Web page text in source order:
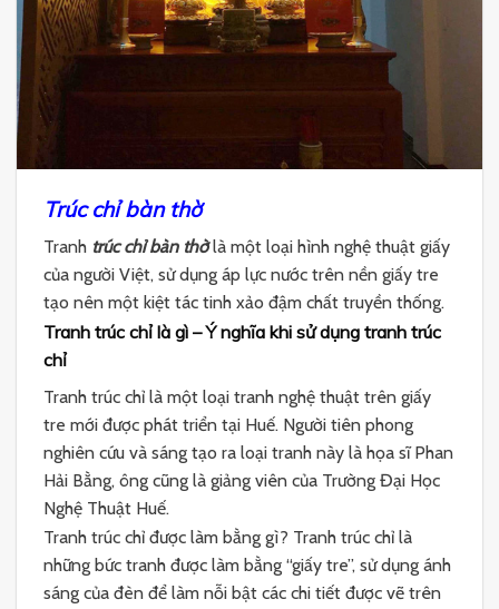
Trúc chỉ bàn thờ
Tranh trúc chỉ bàn thờlà một loại hình nghệ thuật giấy
của người Việt, sử dụng áp lực nước trên nền giấy tre
tạo nên một kiệt tác tinh xảo đậm chất truyền thống.
Tranh trúc chỉ là gì – Ý nghĩa khi sử dụng tranh trúc
chỉ
Tranh trúc chỉ là một loại tranh nghệ thuật trên giấy
tre mới được phát triển tại Huế. Người tiên phong
nghiên cứu và sáng tạo ra loại tranh này là họa sĩ Phan
Hải Bằng, ông cũng là giảng viên của Trường Đại Học
Nghệ Thuật Huế.
Tranh trúc chỉ được làm bằng gì? Tranh trúc chỉ là
những bức tranh được làm bằng “giấy tre”, sử dụng ánh
sáng của đèn để làm nỗi bật các chi tiết được vẽ trên